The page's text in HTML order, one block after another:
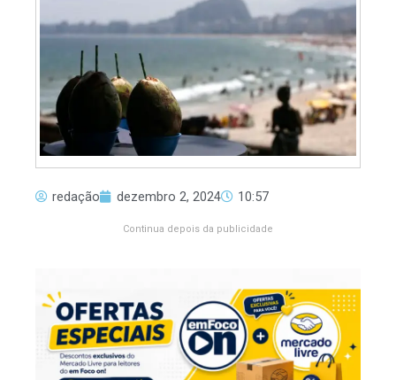
redação dezembro 2, 2024 10:57
Continua depois da publicidade